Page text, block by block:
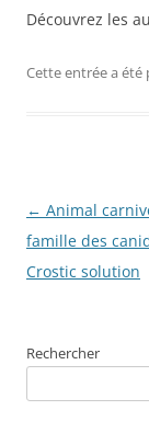
Découvrez les
Cette entrée a été
Navigation
des
articles
← Animal
famille des
Crostic solution
Rechercher